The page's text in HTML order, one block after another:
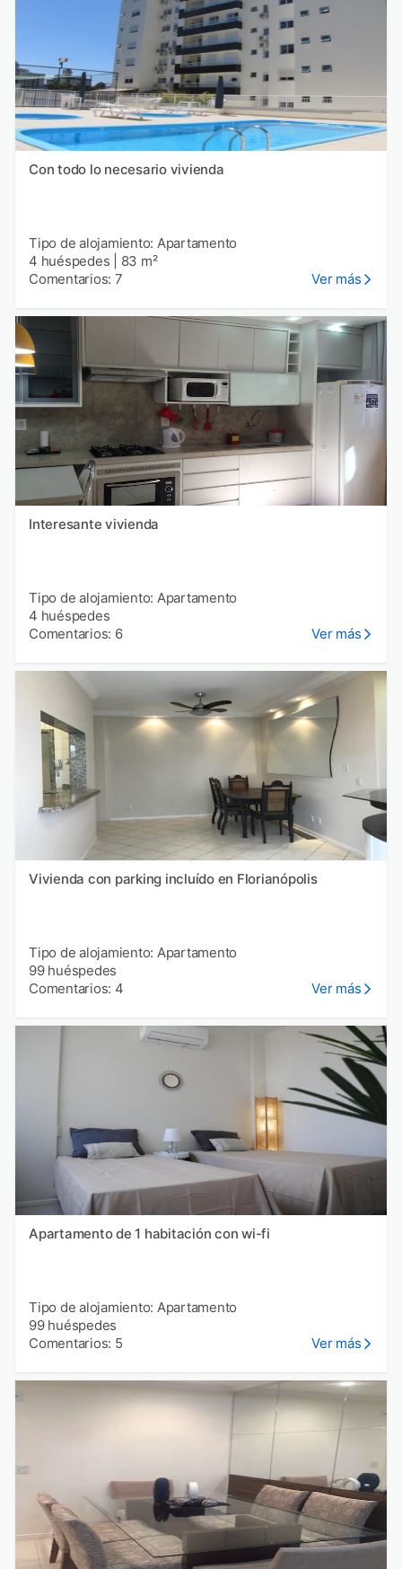
Con todo lo necesario vivienda
Tipo de alojamiento: Apartamento
4 huéspedes
83 m²
Comentarios: 7
Ver más
Interesante vivienda
Tipo de alojamiento: Apartamento
4 huéspedes
Comentarios: 6
Ver más
Vivienda con parking incluído en Florianópolis
Tipo de alojamiento: Apartamento
99 huéspedes
Comentarios: 4
Ver más
Apartamento de 1 habitación con wi-fi
Tipo de alojamiento: Apartamento
99 huéspedes
Comentarios: 5
Ver más